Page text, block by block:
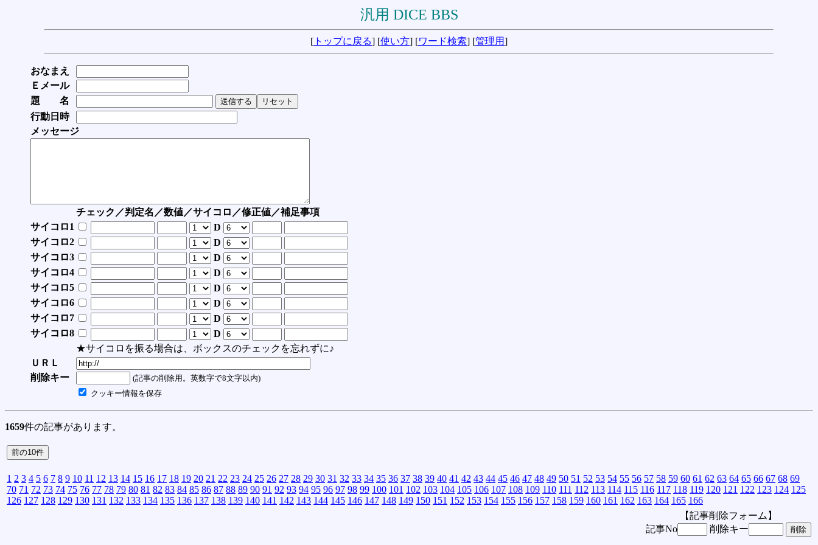
汎用 DICE BBS
[ トップに戻る] [使い方] [ワード検索] [管理用]
おなまえ
Ｅメール
題 名
行動日時
メッセージ
チェック／判定名／数値／サイコロ／修正値／補足事項
サイコロ1
D
サイコロ2
D
サイコロ3
D
サイコロ4
D
サイコロ5
D
サイコロ6
D
サイコロ7
D
サイコロ8
D
★サイコロを振る場合は、ボックスのチェックを忘れずに♪
ＵＲＬ
削除キー
(記事の削除用。英数字で8文字以内)
クッキー情報を保存
1659件の記事があります。
1 2 3 4 5 6 7 8 9 10 11 12 13 14 15 16 17 18 19 20 21 22 23 24 25 26 27 28 29 30 31 32 33 34 35 36 37 38 39 40 41 42 43 44 45 46 47 48 49 50 51 52 53 54 55 56 57 58 59 60 61 62 63 64 65 66 67 68 69
70 71 72 73 74 75 76 77 78 79 80 81 82 83 84 85 86 87 88 89 90 91 92 93 94 95 96 97 98 99 100 101 102 103 104 105 106 107 108 109 110 111 112 113 114 115 116 117 118 119 120 121 122 123 124 125
126 127 128 129 130 131 132 133 134 135 136 137 138 139 140 141 142 143 144 145 146 147 148 149 150 151 152 153 154 155 156 157 158 159 160 161 162 163 164 165 166
【記事削除フォーム】
記事No
削除キー